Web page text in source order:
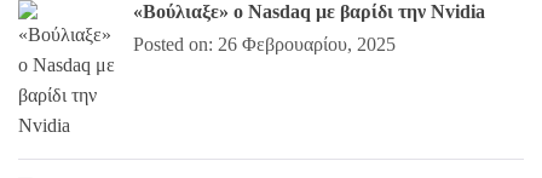
«Βούλιαξε» ο Nasdaq με βαρίδι την Nvidia
Posted on: 26 Φεβρουαρίου, 2025